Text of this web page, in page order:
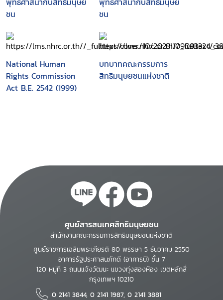
ชน
ชน
National Human
Rights Commission
Act B.E. 2542 (1999)
บทบาทคณะกรรมการ
สิทธิมนุษยชนแห่งชาติ
ศูนย์สารสนเทศสิทธิมนุษยชน
สำนักงานคณะกรรมการสิทธิมนุษยชนแห่งชาติ
ศูนย์ราชการเฉลิมพระเกียรติ 80 พรรษา 5 ธันวาคม 2550
อาคารรัฐประศาสนภักดี (อาคารบี) ชั้น 7
120 หมู่ที่ 3 ถนนแจ้งวัฒนะ แขวงทุ่งสองห้อง เขตหลักสี่
กรุงเทพฯ 10210
0 2141 3844, 0 2141 1987, 0 2141 3881